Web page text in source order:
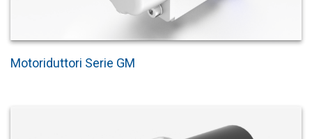
Motoriduttori Serie GM